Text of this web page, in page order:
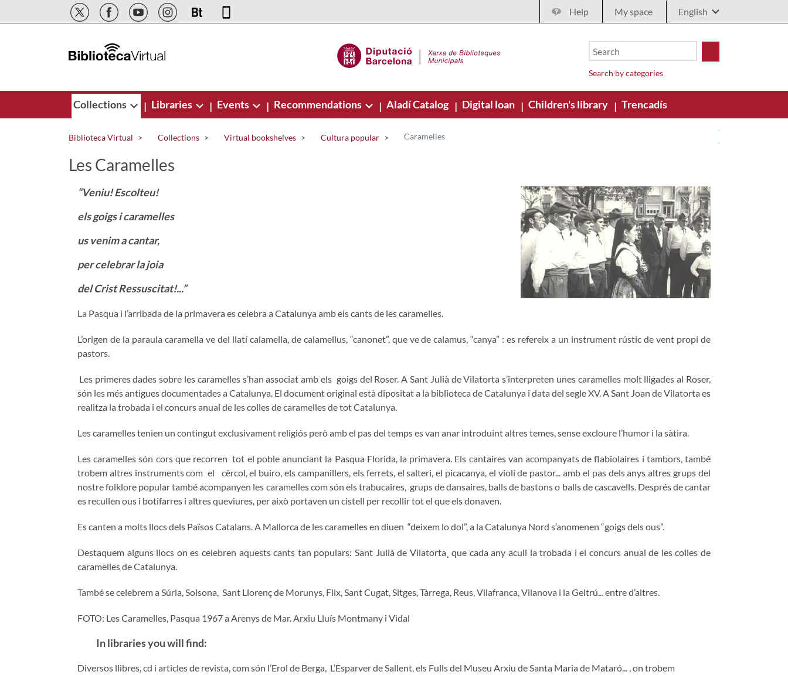
Skip to Main Content Help My space
Search by categories
Collections | Libraries | Events | Recommendations | Aladí Catalog | Digital loan | Children's library | Trencadís
Biblioteca Virtual Collections Virtual bookshelves Cultura popular Caramelles
Les Caramelles
“Veniu! Escolteu!
els goigs i caramelles
us venim a cantar,
per celebrar la joia
del Crist Ressuscitat!...”
La Pasqua i l’arribada de la primavera es celebra a Catalunya amb els cants de les caramelles.
L’origen de la paraula caramella ve del llatí calamella, de calamellus, “canonet”, que ve de calamus, “canya” : es refereix a un instrument rústic de vent propi de
pastors.
Les primeres dades sobre les caramelles s’han associat amb els goigs del Roser. A Sant Julià de Vilatorta s’interpreten unes caramelles molt lligades al Roser,
són les més antigues documentades a Catalunya. El document original està dipositat a la biblioteca de Catalunya i data del segle XV. A Sant Joan de Vilatorta es
realitza la trobada i el concurs anual de les colles de caramelles de tot Catalunya.
Les caramelles tenien un contingut exclusivament religiós però amb el pas del temps es van anar introduint altres temes, sense excloure l’humor i la sàtira.
Les caramelles són cors que recorren tot el poble anunciant la Pasqua Florida, la primavera. Els cantaires van acompanyats de flabiolaires i tambors, també
trobem altres instruments com el cèrcol, el buiro, els campanillers, els ferrets, el salteri, el picacanya, el violí de pastor... amb el pas dels anys altres grups del
nostre folklore popular també acompanyen les caramelles com són els trabucaires, grups de dansaires, balls de bastons o balls de cascavells. Després de cantar
es recullen ous i botifarres i altres queviures, per això portaven un cistell per recollir tot el que els donaven.
Es canten a molts llocs dels Països Catalans. A Mallorca de les caramelles en diuen “deixem lo dol”, a la Catalunya Nord s’anomenen “goigs dels ous”.
Destaquem alguns llocs on es celebren aquests cants tan populars: Sant Julià de Vilatorta¸ que cada any acull la trobada i el concurs anual de les colles de
caramelles de Catalunya.
També se celebrem a Súria, Solsona, Sant Llorenç de Morunys, Flix, Sant Cugat, Sitges, Tàrrega, Reus, Vilafranca, Vilanova i la Geltrú... entre d’altres.
FOTO: Les Caramelles, Pasqua 1967 a Arenys de Mar. Arxiu Lluís Montmany i Vidal
In libraries you will find:
Diversos llibres, cd i articles de revista, com són l’Erol de Berga, L’Esparver de Sallent, els Fulls del Museu Arxiu de Santa Maria de Mataró... , on trobem